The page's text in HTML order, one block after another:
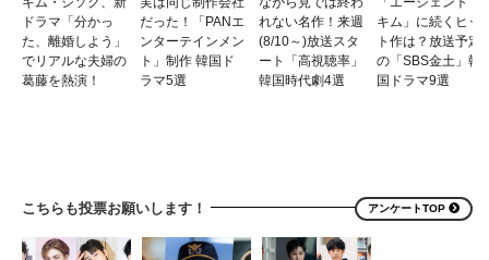
ドラマ「分かっ
た、離婚しよう」
でリアルな夫婦の
葛藤を熱演！
だった！「PANエ
ンターテインメン
ト」制作 韓国ド
ラマ5選
れない名作！来週
(8/10～)放送スタ
ート「高視聴率」
韓国時代劇4選
キム」に続くヒッ
ト作は？放送予定
の「SBS金土」韓
国ドラマ9選
こちらも投票お願いします！ アンケートTOP